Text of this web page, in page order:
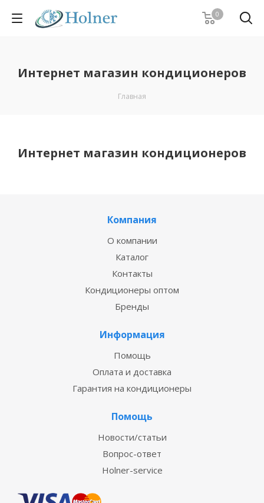
0
Интернет магазин кондиционеров
Главная
Интернет магазин кондиционеров
Компания
О компании
Каталог
Контакты
Кондиционеры оптом
Бренды
Информация
Помощь
Оплата и доставка
Гарантия на кондиционеры
Помощь
Новости/статьи
Вопрос-ответ
Holner-service